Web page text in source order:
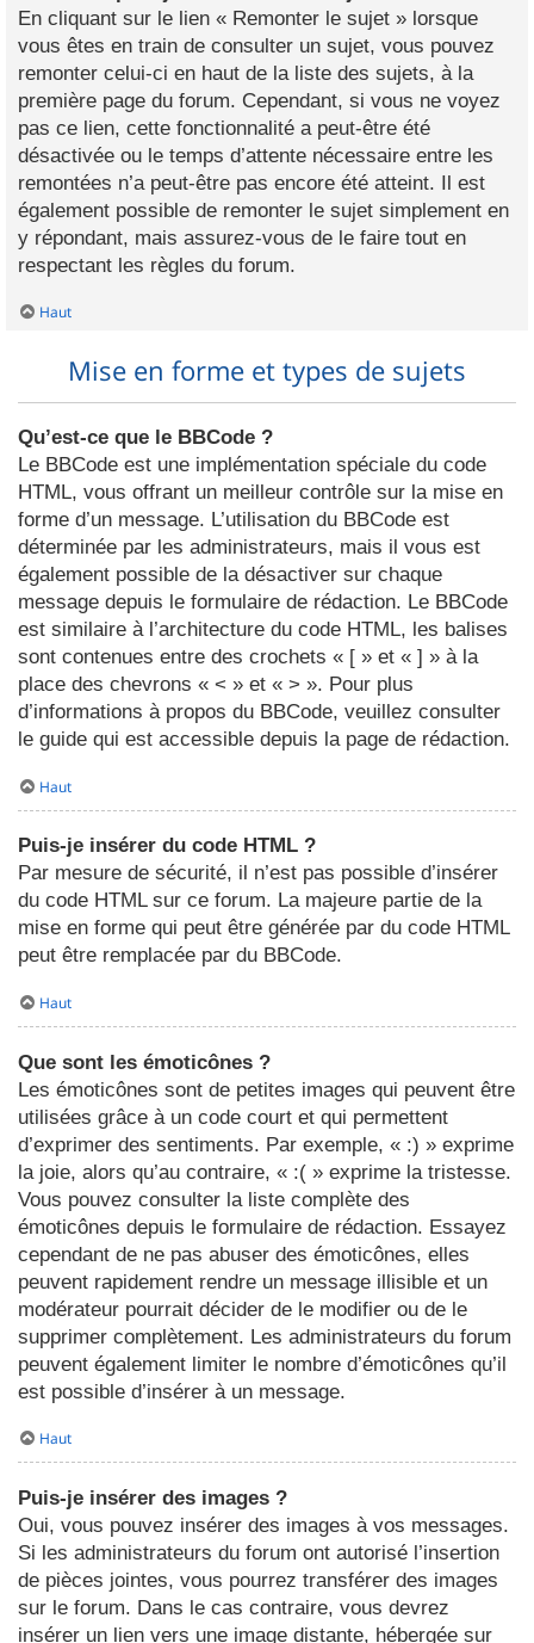
En cliquant sur le lien « Remonter le sujet » lorsque
vous êtes en train de consulter un sujet, vous pouvez
remonter celui-ci en haut de la liste des sujets, à la
première page du forum. Cependant, si vous ne voyez
pas ce lien, cette fonctionnalité a peut-être été
désactivée ou le temps d’attente nécessaire entre les
remontées n’a peut-être pas encore été atteint. Il est
également possible de remonter le sujet simplement en
y répondant, mais assurez-vous de le faire tout en
respectant les règles du forum.
Haut
Mise en forme et types de sujets
Qu’est-ce que le BBCode ?
Le BBCode est une implémentation spéciale du code
HTML, vous offrant un meilleur contrôle sur la mise en
forme d’un message. L’utilisation du BBCode est
déterminée par les administrateurs, mais il vous est
également possible de la désactiver sur chaque
message depuis le formulaire de rédaction. Le BBCode
est similaire à l’architecture du code HTML, les balises
sont contenues entre des crochets « [ » et « ] » à la
place des chevrons « < » et « > ». Pour plus
d’informations à propos du BBCode, veuillez consulter
le guide qui est accessible depuis la page de rédaction.
Haut
Puis-je insérer du code HTML ?
Par mesure de sécurité, il n’est pas possible d’insérer
du code HTML sur ce forum. La majeure partie de la
mise en forme qui peut être générée par du code HTML
peut être remplacée par du BBCode.
Haut
Que sont les émoticônes ?
Les émoticônes sont de petites images qui peuvent être
utilisées grâce à un code court et qui permettent
d’exprimer des sentiments. Par exemple, « :) » exprime
la joie, alors qu’au contraire, « :( » exprime la tristesse.
Vous pouvez consulter la liste complète des
émoticônes depuis le formulaire de rédaction. Essayez
cependant de ne pas abuser des émoticônes, elles
peuvent rapidement rendre un message illisible et un
modérateur pourrait décider de le modifier ou de le
supprimer complètement. Les administrateurs du forum
peuvent également limiter le nombre d’émoticônes qu’il
est possible d’insérer à un message.
Haut
Puis-je insérer des images ?
Oui, vous pouvez insérer des images à vos messages.
Si les administrateurs du forum ont autorisé l’insertion
de pièces jointes, vous pourrez transférer des images
sur le forum. Dans le cas contraire, vous devrez
insérer un lien vers une image distante, hébergée sur